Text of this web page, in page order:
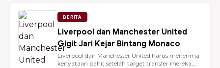
BERITA
Liverpool dan Manchester United
Gigit Jari Kejar Bintang Monaco
Liverpool dan Manchester United harus menerima
kenyataan pahit setelah target transfer mereka,